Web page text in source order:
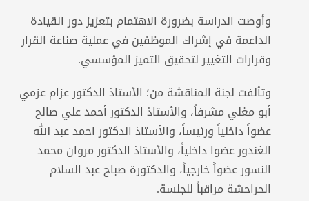
وأوصت الدراسة بضرورة الاهتمام بتعزيز دور القيادة
الداعمة في إشراك الموظفين في عملية صناعة القرار
وقرارات التغيير لتحقيق التميز المؤسسي.
وتألفت لجنة المناقشة من؛ الأستاذ الدكتور عزام عزمي
أبو مغلي مشرفاً، والأستاذ الدكتور أحمد علي صالح
عضواً داخلياً ورئيساً، والأستاذ الدكتور احمد عبد الله
الغندور عضوا داخلياً، والأستاذ الدكتور مروان محمد
النسور عضواً خارجياً، والدكتورة صباح عبد السلام
الحراحشة مراقباً للجلسة.